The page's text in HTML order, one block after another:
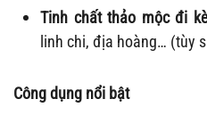
Tinh chất thảo mộc đi
linh chi, địa hoàng… (tùy
Công dụng nổi bật